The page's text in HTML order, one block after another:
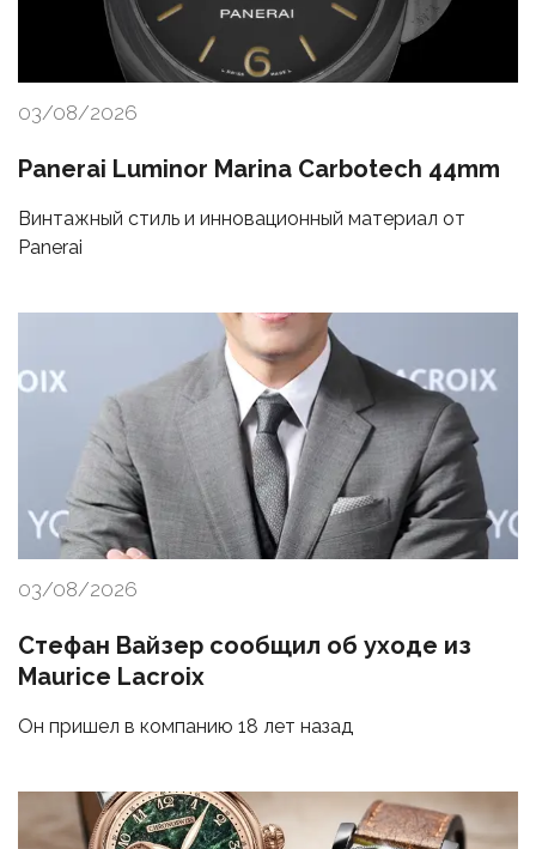
03/08/2026
Panerai Luminor Marina Carbotech 44mm
Винтажный стиль и инновационный материал от
Panerai
03/08/2026
Стефан Вайзер сообщил об уходе из
Maurice Lacroix
Он пришел в компанию 18 лет назад